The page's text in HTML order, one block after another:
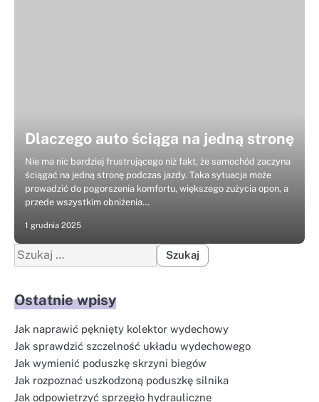
Dlaczego auto ściąga na jedną stronę
Nie ma nic bardziej frustrującego niż fakt, że samochód zaczyna
ściągać na jedną stronę podczas jazdy. Taka sytuacja może
prowadzić do pogorszenia komfortu, większego zużycia opon, a
przede wszystkim obniżenia…
1 grudnia 2025
Szukaj:
Ostatnie wpisy
Jak naprawić pęknięty kolektor wydechowy
Jak sprawdzić szczelność układu wydechowego
Jak wymienić poduszkę skrzyni biegów
Jak rozpoznać uszkodzoną poduszkę silnika
Jak odpowietrzyć sprzęgło hydrauliczne